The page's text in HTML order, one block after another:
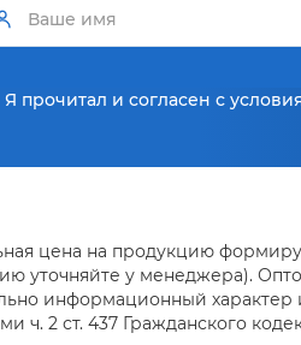
Я прочитал и согласен с
цена на продукцию
уточняйте у менеджера).
информационный характер
ч. 2 ст. 437 Гражданского